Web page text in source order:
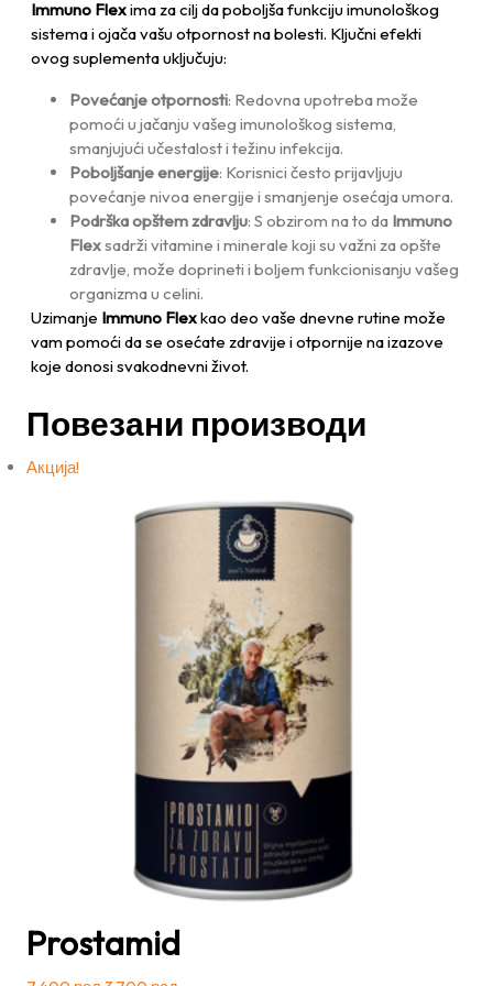
Immuno Flexima za cilj da poboljša funkciju imunološkog
sistema i ojača vašu otpornost na bolesti. Ključni efekti
ovog suplementa uključuju:
Povećanje otpornosti: Redovna upotreba može
pomoći u jačanju vašeg imunološkog sistema,
smanjujući učestalost i težinu infekcija.
Poboljšanje energije: Korisnici često prijavljuju
povećanje nivoa energije i smanjenje osećaja umora.
Podrška opštem zdravlju: S obzirom na to da Immuno
Flexsadrži vitamine i minerale koji su važni za opšte
zdravlje, može doprineti i boljem funkcionisanju vašeg
organizma u celini.
Uzimanje Immuno Flexkao deo vaše dnevne rutine može
vam pomoći da se osećate zdravije i otpornije na izazove
koje donosi svakodnevni život.
Повезани производи
Акција!
Prostamid